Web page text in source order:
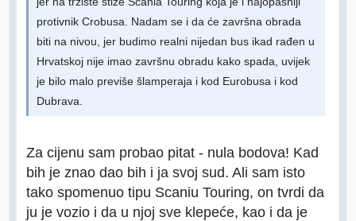
protivnik Crobusa. Nadam se i da će završna obrada
biti na nivou, jer budimo realni nijedan bus ikad rađen u
Hrvatskoj nije imao završnu obradu kako spada, uvijek
je bilo malo previše šlamperaja i kod Eurobusa i kod
Dubrava.
Za cijenu sam probao pitat - nula bodova! Kad
bih je znao dao bih i ja svoj sud. Ali sam isto
tako spomenuo tipu Scaniu Touring, on tvrdi da
ju je vozio i da u njoj sve klepeće, kao i da je